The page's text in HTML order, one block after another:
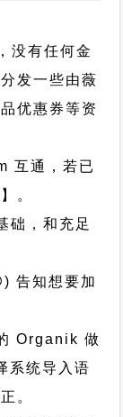
没有任何金
发一些由薇
优惠券等资
互通，若已
。
础，和充足
告知想要加
Organik 做
系统导入语
。